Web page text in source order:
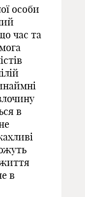
особи
час та
в
в